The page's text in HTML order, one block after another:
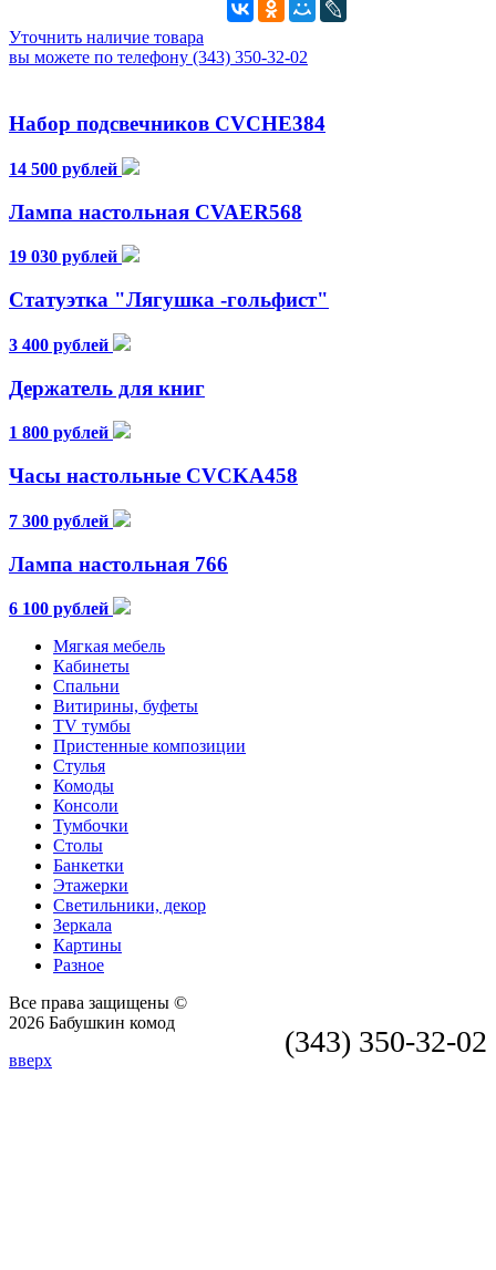
Уточнить наличие товара
вы можете по телефону (343) 350-32-02
Набор подсвечников CVCHE384
14 500 рублей
Лампа настольная CVAER568
19 030 рублей
Статуэтка "Лягушка -гольфист"
3 400 рублей
Держатель для книг
1 800 рублей
Часы настольные CVCKA458
7 300 рублей
Лампа настольная 766
6 100 рублей
Мягкая мебель
Кабинеты
Спальни
Витирины, буфеты
TV тумбы
Пристенные композиции
Стулья
Комоды
Консоли
Тумбочки
Столы
Банкетки
Этажерки
Светильники, декор
Зеркала
Картины
Разное
(343) 350-32-02
Все права защищены ©
2026 Бабушкин комод
вверх